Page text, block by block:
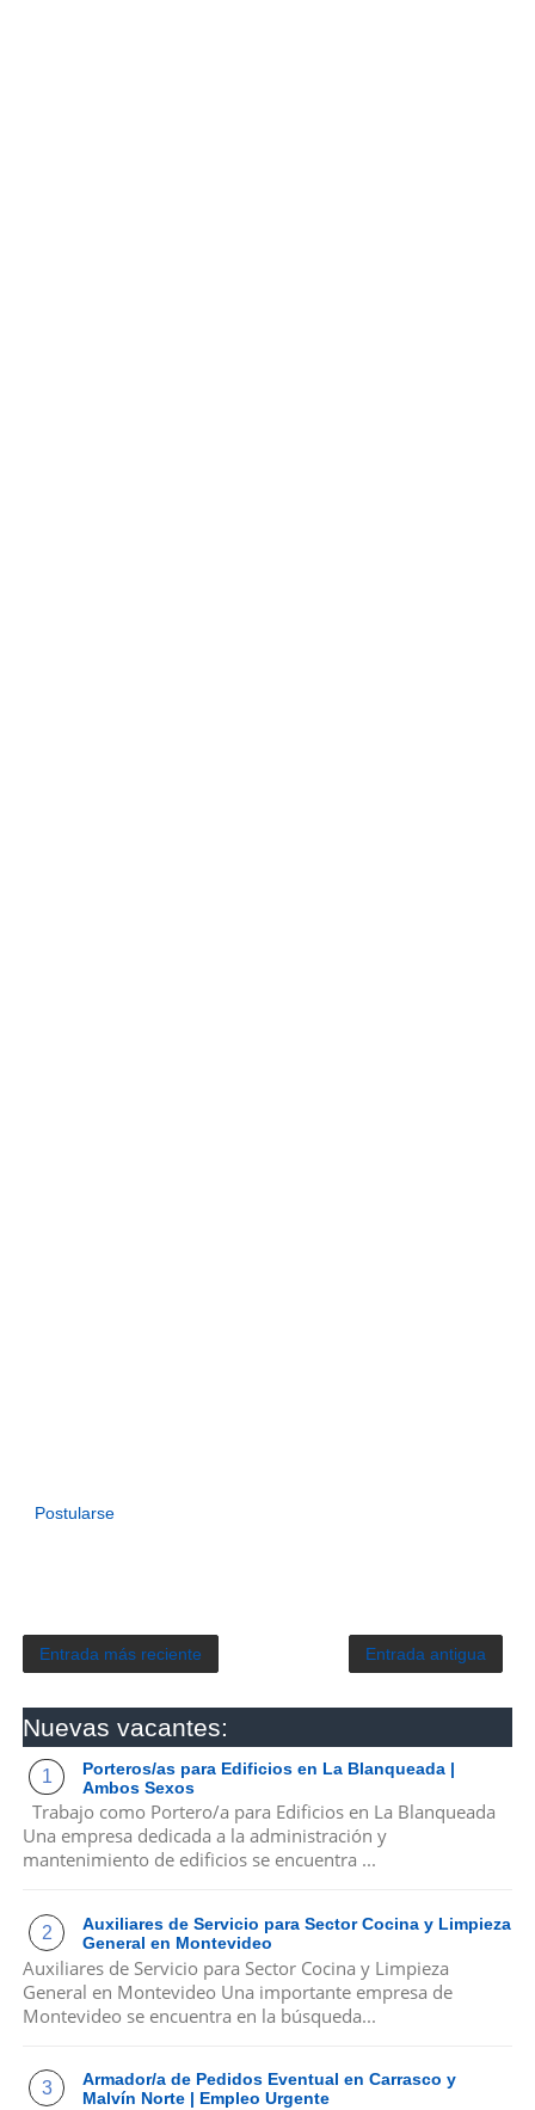
Postularse
Entrada más reciente Entrada antigua
Nuevas vacantes:
Porteros/as para Edificios en La Blanqueada |
Ambos Sexos
Trabajo como Portero/a para Edificios en La Blanqueada
Una empresa dedicada a la administración y
mantenimiento de edificios se encuentra ...
Auxiliares de Servicio para Sector Cocina y Limpieza
General en Montevideo
Auxiliares de Servicio para Sector Cocina y Limpieza
General en Montevideo Una importante empresa de
Montevideo se encuentra en la búsqueda...
Armador/a de Pedidos Eventual en Carrasco y
Malvín Norte | Empleo Urgente